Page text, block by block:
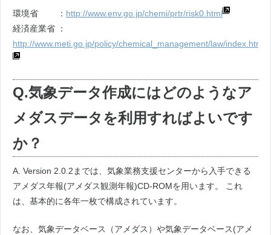
環境省 ： http://www.env.go.jp/chemi/prtr/risk0.html
経済産業省 ：
http://www.meti.go.jp/policy/chemical_management/law/index.html
Q.気象データ作成にはどのようなア
メダスデータを利用すればよいです
か？
A. Version 2.0.2までは、気象業務支援センターから入手できる
アメダス年報(アメダス観測年報)CD-ROMを用います。 これ
は、基本的に各年一枚で構成されています。
なお、気象データベース（アメダス）や気象データベース(アメ